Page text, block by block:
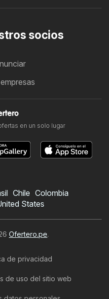
socios
en un solo lugar
Chile Colombia
States
Ofertero.pe.
de privacidad
de uso del sitio web